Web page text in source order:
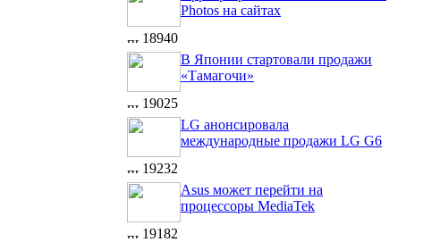
Photos на сайтах
18940
В Японии стартовали продажи
«Тамагочи»
19025
LG анонсировала
международные продажи LG G6
19232
Asus может перейти на
процессоры MediaTek
19182